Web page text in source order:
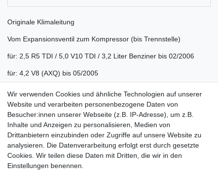
Originale Klimaleitung
Vom Expansionsventil zum Kompressor (bis Trennstelle)
für: 2,5 R5 TDI / 5,0 V10 TDI / 3,2 Liter Benziner bis 02/2006
für: 4,2 V8 (AXQ) bis 05/2005
Lieferung wie abgebildet
Gerne prüfen wir für Sie anhand Ihrer Fahrgestellnummer (VIN)
ob der Artikel bei Ihrem Fahrzeug passt
für:
VW Touareg 7L Bj. 2002 - 02/2006
Wir verwenden Cookies und ähnliche Technologien auf unserer
Website und verarbeiten personenbezogene Daten von
Besucher:innen unserer Webseite (z.B. IP-Adresse), um z.B.
Inhalte und Anzeigen zu personalisieren, Medien von
Drittanbietern einzubinden oder Zugriffe auf unsere Website zu
analysieren. Die Datenverarbeitung erfolgt erst durch gesetzte
Cookies. Wir teilen diese Daten mit Dritten, die wir in den
Einstellungen benennen.